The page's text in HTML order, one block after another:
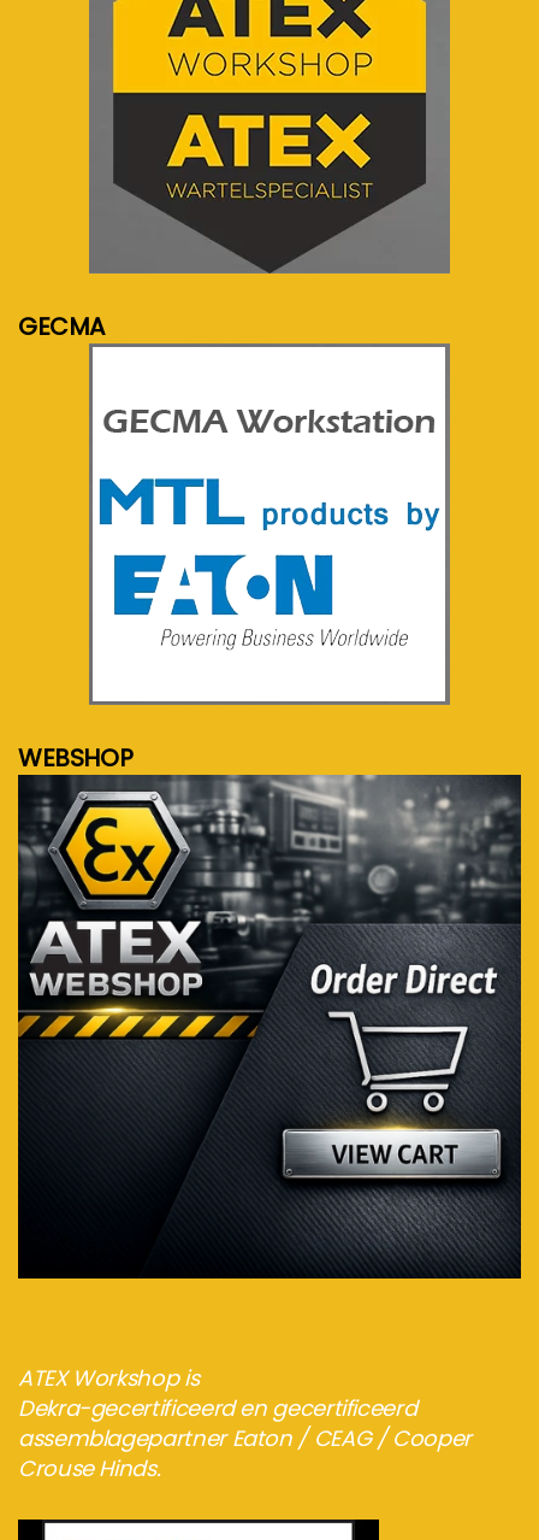
meer info...
GECMA
WEBSHOP
Bezoek de webshop
ATEX Workshop is
Dekra-gecertificeerd en gecertificeerd
assemblagepartner Eaton / CEAG / Cooper
Crouse Hinds.